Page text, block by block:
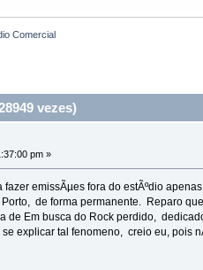
Comercial
vezes)
pm »
emissÃµes fora do estÃºdio
Porto, de forma permanente. Reparo
de Em busca do Rock perdido,
explicar tal fenomeno, creio eu, pois